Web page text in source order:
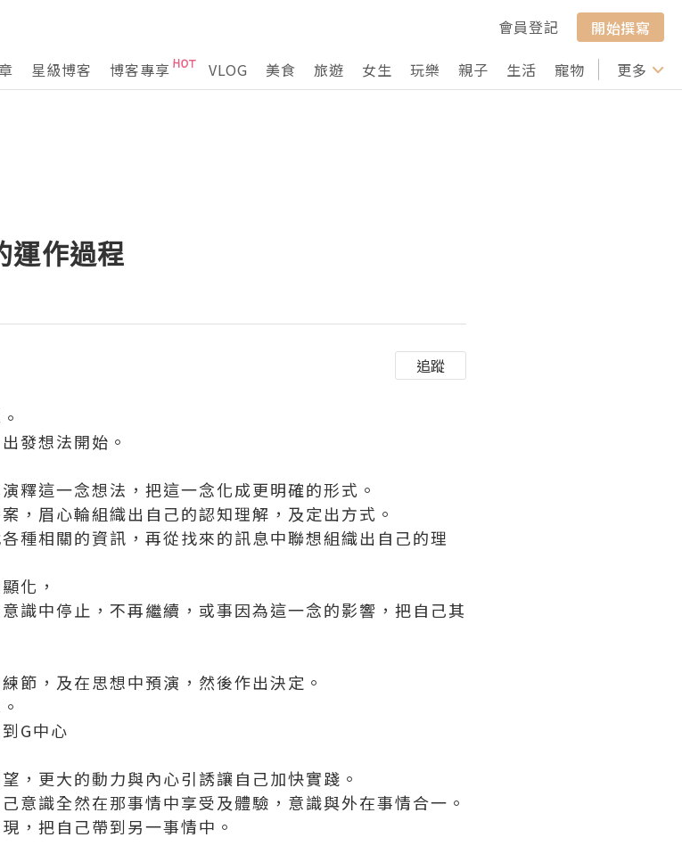
會員登記
開始撰寫
星級博客 博客專享 VLOG 美食 旅遊 女生 玩樂 親子 生活 寵物 行山 打卡
更多
運作過程
追蹤
發想法開始。
釋這一念想法，把這一念化成更明確的形式。
，眉心輪組織出自己的認知理解，及定出方式。
種相關的資訊，再從找來的訊息中聯想組織出自己的理
化，
識中停止，不再繼續，或事因為這一念的影響，把自己其
節，及在思想中預演，然後作出決定。
G中心
，更大的動力與內心引誘讓自己加快實踐。
意識全然在那事情中享受及體驗，意識與外在事情合一。
，把自己帶到另一事情中。